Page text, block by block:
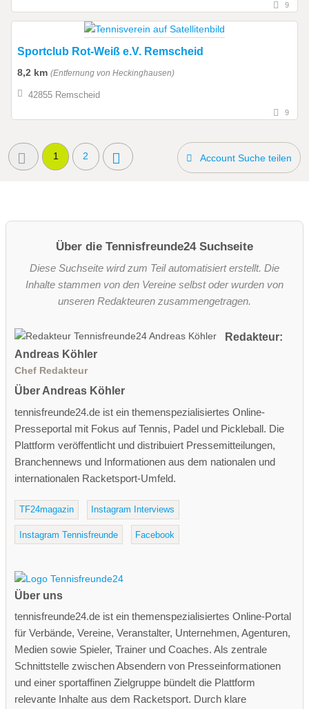
9
Sportclub Rot-Weiß e.V. Remscheid
8,2 km (Entfernung von Heckinghausen)
42855 Remscheid
9
1 2 Account Suche teilen
Über die Tennisfreunde24 Suchseite
Diese Suchseite wird zum Teil automatisiert erstellt. Die
Inhalte stammen von den Vereine selbst oder wurden von
unseren Redakteuren zusammengetragen.
Redakteur:
Andreas Köhler
Chef Redakteur
Über Andreas Köhler
tennisfreunde24.de ist ein themenspezialisiertes Online-
Presseportal mit Fokus auf Tennis, Padel und Pickleball. Die
Plattform veröffentlicht und distribuiert Pressemitteilungen,
Branchennews und Informationen aus dem nationalen und
internationalen Racketsport-Umfeld.
TF24magazin Instagram Interviews
Instagram Tennisfreunde Facebook
Über uns
tennisfreunde24.de ist ein themenspezialisiertes Online-Portal
für Verbände, Vereine, Veranstalter, Unternehmen, Agenturen,
Medien sowie Spieler, Trainer und Coaches. Als zentrale
Schnittstelle zwischen Absendern von Presseinformationen
und einer sportaffinen Zielgruppe bündelt die Plattform
relevante Inhalte aus dem Racketsport. Durch klare